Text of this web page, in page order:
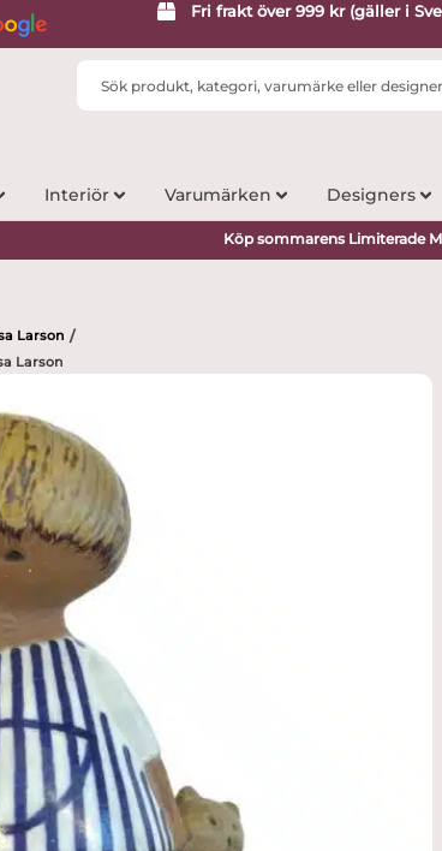
Fri frakt över 999 kr (gäller i
Search
Interiör Varumärken Designers
Köp sommarens Limiterade
Larson /
Larson